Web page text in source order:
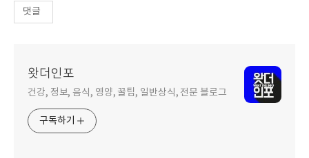
댓글
왓더인포
건강, 정보, 음식, 영양, 꿀팁, 일반상식, 전문 블로그
구독하기